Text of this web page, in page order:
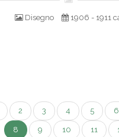
Disegno 1906 - 1911
2 3 4 5 6
8 9 10 11